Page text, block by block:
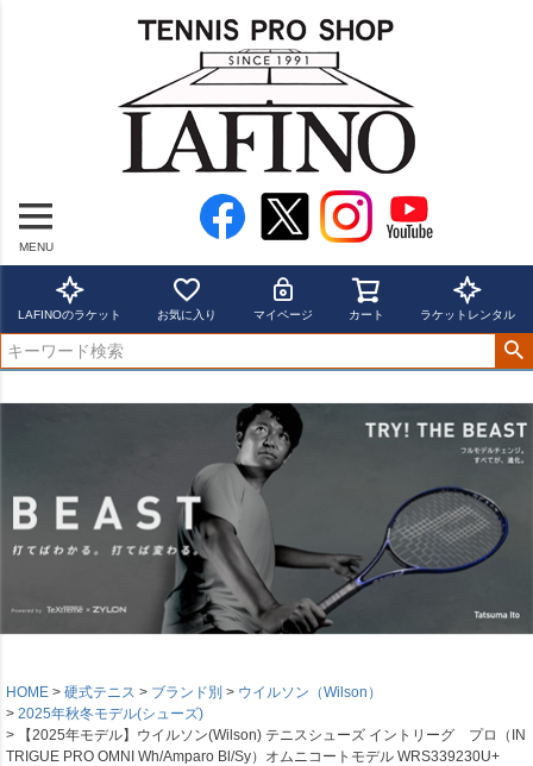
MENU
LAFINOのラケット お気に入り マイページ カート ラケットレンタル
HOME 硬式テニス ブランド別
ウイルソン（Wilson）
2025年秋冬モデル(シューズ)
【2025年モデル】ウイルソン(Wilson) テニスシューズ イントリーグ プロ（IN
TRIGUE PRO OMNI Wh/Amparo Bl/Sy）オムニコートモデル WRS339230U+